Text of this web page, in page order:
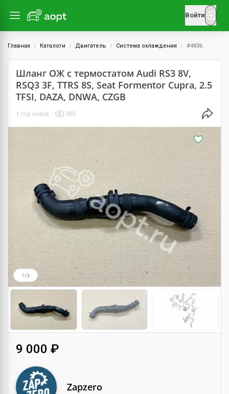
Войти
Главная Каталоги Двигатель Система охлаждения #4836
Шланг ОЖ с термостатом Audi RS3 8V,
RSQ3 3F, TTRS 8S, Seat Formentor Cupra, 2.5
TFSI, DAZA, DNWA, CZGB
1 год назад 355
1/3
9 000 ₽
Zapzero